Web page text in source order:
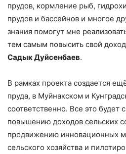
прудов, кормление рыб,
прудов и бассейнов и многое
знания помогут мне
тем самым повысить свой
Садык Дуйсенбаев.
В рамках проекта создается
пруда, в Муйнакском и
соответственно. Все это будет
повышению доходов сельских
продвижению инновационных
сельского хозяйства и